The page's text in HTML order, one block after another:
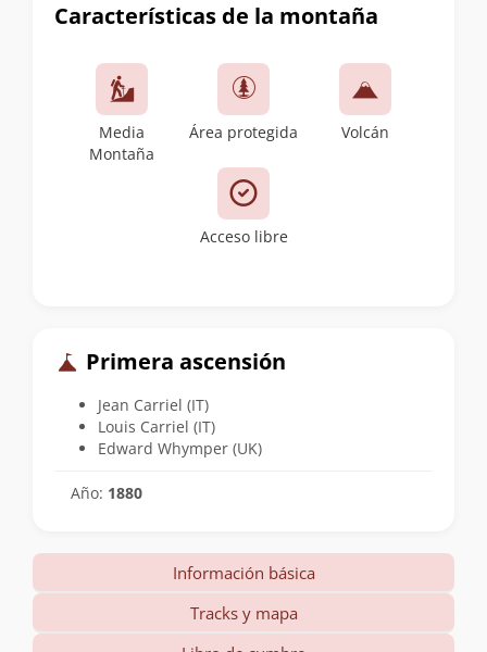
Características de la montaña
Media
Montaña
Área protegida Volcán
Acceso libre
Primera ascensión
Jean Carriel (IT)
Louis Carriel (IT)
Edward Whymper (UK)
Año: 1880
Información básica
Tracks y mapa